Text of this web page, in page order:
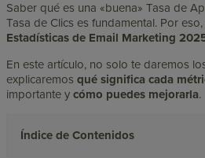
Saber qué es una «buena» Tasa de
Tasa de Clics es fundamental. Por
Estadísticas de Email Marketing
En este artículo, no solo te daremos
explicaremosqué significa cada
importante ycómo puedes mejorarla.
Índice de Contenidos